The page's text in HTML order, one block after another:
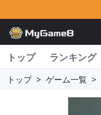
トップ ランキング
トップ > ゲーム一覧 >